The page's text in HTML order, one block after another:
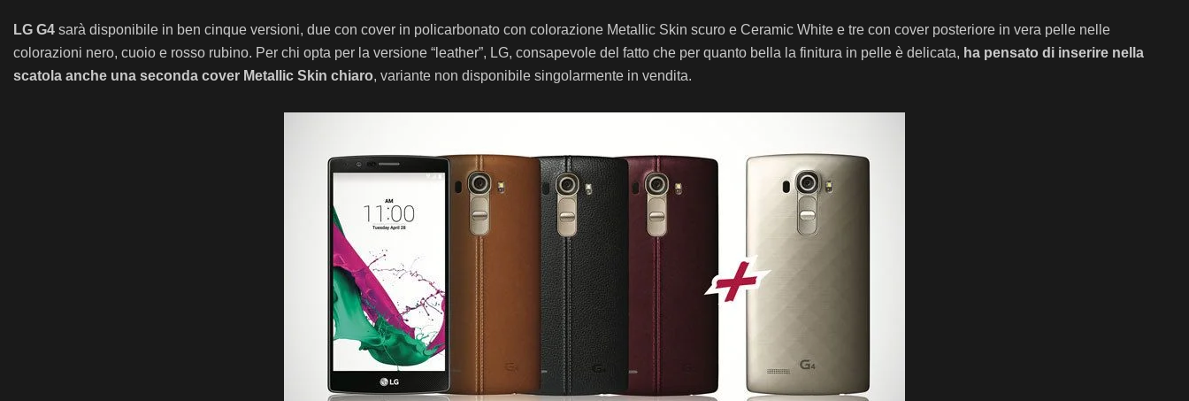
LG G4 sarà disponibile in ben cinque versioni, due con cover in policarbonato con colorazione Metallic Skin scuro e Ceramic White e tre con cover posteriore in vera pelle nelle
colorazioni nero, cuoio e rosso rubino. Per chi opta per la versione “leather”, LG, consapevole del fatto che per quanto bella la finitura in pelle è delicata, ha pensato di inserire nella
scatola anche una seconda cover Metallic Skin chiaro, variante non disponibile singolarmente in vendita.